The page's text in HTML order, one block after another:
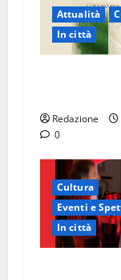
Attualità
In città
Redazione
0
Cultura
Eventi e
In città